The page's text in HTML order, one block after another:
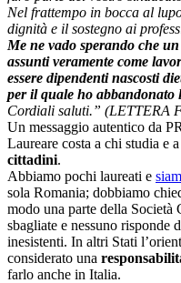
Nel frattempo in bocca al
dignità e il sostegno ai
Me ne vado sperando che
assunti veramente come
essere dipendenti nascosti
per il quale ho abbandonato
Cordiali saluti.” (LETTERA
Un messaggio autentico da
Laureare costa a chi studia e
cittadini.
Abbiamo pochi laureati e
sola Romania; dobbiamo
modo una parte della
sbagliate e nessuno risponde
inesistenti. In altri Stati
considerato una
farlo anche in Italia.